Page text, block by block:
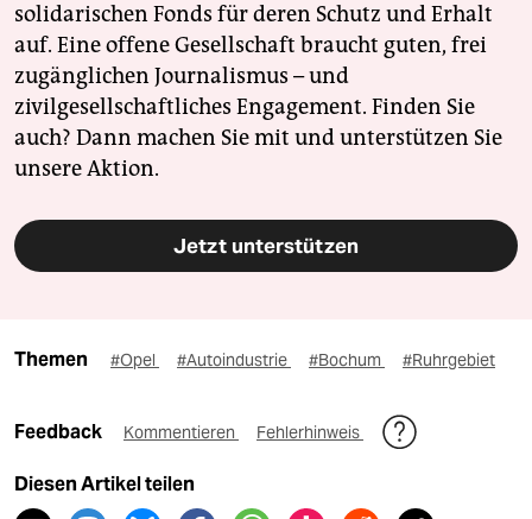
solidarischen Fonds für deren Schutz und Erhalt
auf. Eine offene Gesellschaft braucht guten, frei
zugänglichen Journalismus – und
zivilgesellschaftliches Engagement. Finden Sie
auch? Dann machen Sie mit und unterstützen Sie
unsere Aktion.
Jetzt unterstützen
Themen #Opel #Autoindustrie #Bochum #Ruhrgebiet
Feedback Kommentieren Fehlerhinweis
Diesen Artikel teilen